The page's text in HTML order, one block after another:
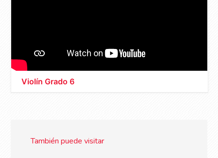
Violín Grado 6
También puede visitar